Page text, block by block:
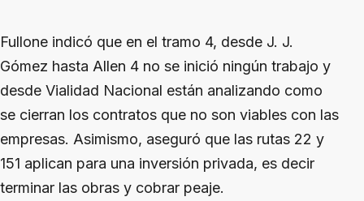
Fullone indicó que en el tramo 4, desde J. J.
Gómez hasta Allen 4 no se inició ningún trabajo y
desde Vialidad Nacional están analizando como
se cierran los contratos que no son viables con las
empresas. Asimismo, aseguró que las rutas 22 y
151 aplican para una inversión privada, es decir
terminar las obras y cobrar peaje.